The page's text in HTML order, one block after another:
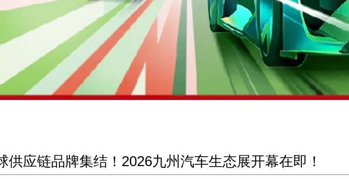
供应链品牌集结！2026九州汽车生态展开幕在即！